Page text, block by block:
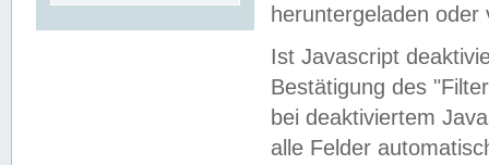
heruntergeladen oder
Ist Javascript
Bestätigung des
bei deaktiviertem
alle Felder